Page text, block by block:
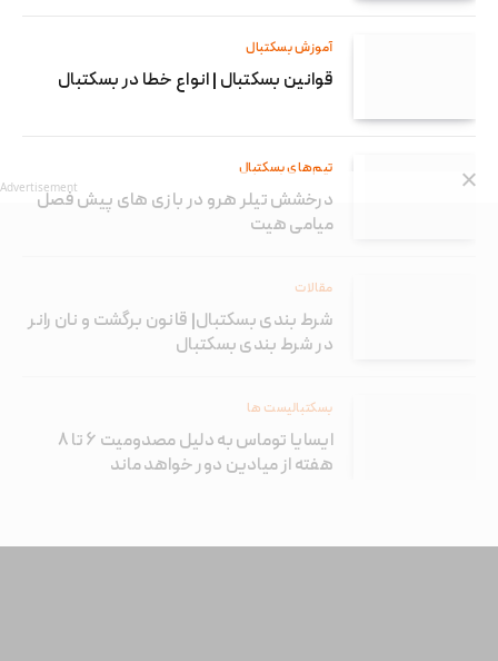
آموزش بسکتبال
قوانین بسکتبال | انواع خطا در بسکتبال
تیم‌های بسکتبال
درخشش تیلر هرو در بازی های پیش فصل
میامی هیت
مقالات
شرط بندی بسکتبال| قانون برگشت و نان رانر
در شرط بندی بسکتبال
بسکتبالیست ها
ایسایا توماس به دلیل مصدومیت ۶ تا ۸
هفته از میادین دور خواهد ماند
Advertisement